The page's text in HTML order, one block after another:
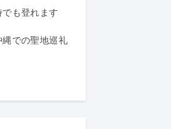
も登れます
での聖地巡礼